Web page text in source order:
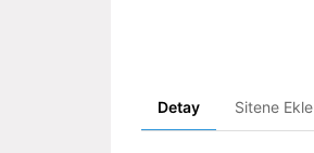
Detay Sitene Ekle